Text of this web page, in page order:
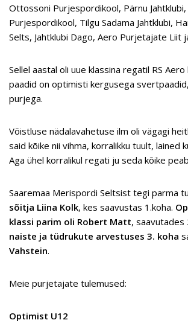
Ottossoni Purjespordikool, Pärnu Jahtklubi,
Purjespordikool, Tilgu Sadama Jahtklubi,
Selts, Jahtklubi Dago, Aero Purjetajate Liit
Sellel aastal oli uue klassina regatil RS Aero
paadid on optimisti kergusega
purjega.
Võistluse nädalavahetuse ilm oli vägagi
said kõike nii vihma, korralikku tuult, lained
Aga ühel korralikul regati ju seda kõike
Saaremaa Merispordi Seltsist tegi parma
sõitja Liina Kolk, kes saavustas 1.koha.
klassi parim oli Robert Matt, saavutades
naiste ja tüdrukute arvestuses 3. koha
Vahstein.
Meie purjetajate tulemused:
Optimist U12